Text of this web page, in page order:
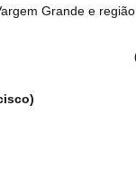
Grande e região.